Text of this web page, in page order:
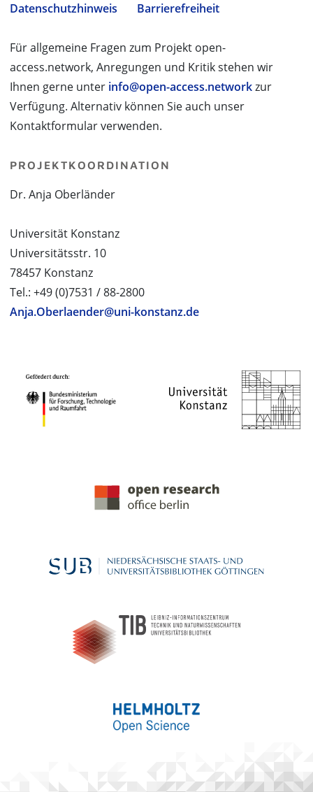
Datenschutzhinweis
Barrierefreiheit
Für allgemeine Fragen zum Projekt open-
access.network, Anregungen und Kritik stehen wir
Ihnen gerne unter info@open-access.networkzur
Verfügung. Alternativ können Sie auch unser
Kontaktformular verwenden.
PROJEKTKOORDINATION
Dr. Anja Oberländer
Universität Konstanz
Universitätsstr. 10
78457 Konstanz
Tel.: +49 (0)7531 / 88-2800
Anja.Oberlaender@uni-konstanz.de